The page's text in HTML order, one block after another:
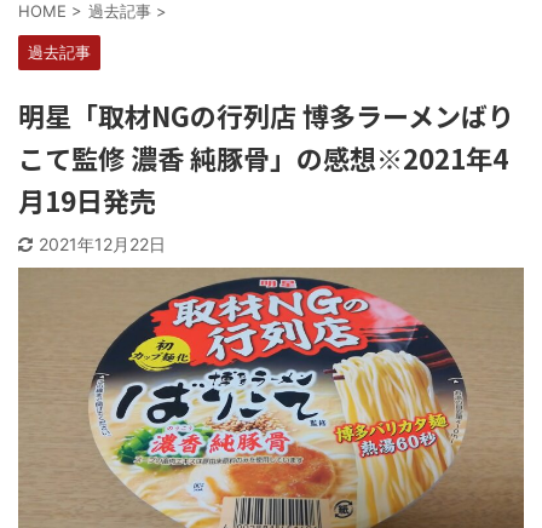
HOME > 過去記事 >
過去記事
明星「取材NGの行列店 博多ラーメンばり
こて監修 濃香 純豚骨」の感想※2021年4
月19日発売
2021年12月22日